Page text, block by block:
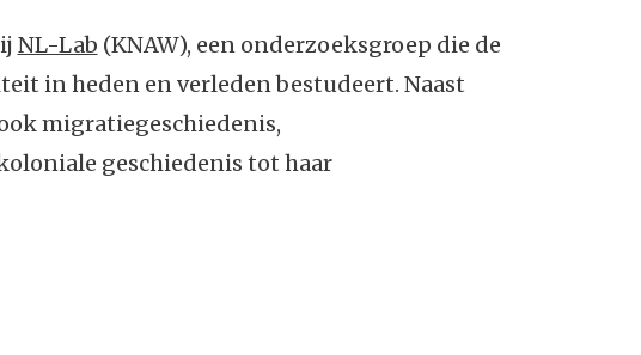
NL-Lab (KNAW), een onderzoeksgroep die de
in heden en verleden bestudeert. Naast
migratiegeschiedenis,
geschiedenis tot haar